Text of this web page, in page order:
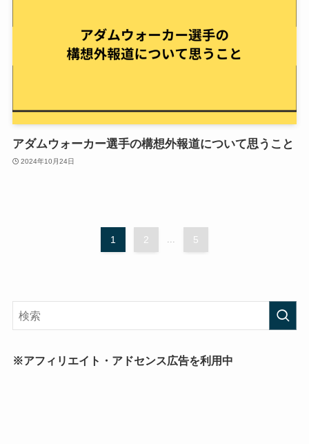
アダムウォーカー選手の構想外報道について思うこと
2024年10月24日
1 2 ... 5
※アフィリエイト・アドセンス広告を利用中